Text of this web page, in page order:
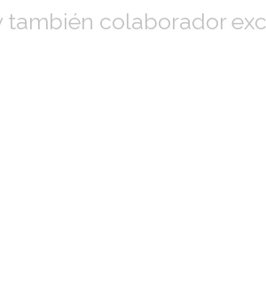
colaborador